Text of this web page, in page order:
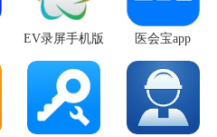
EV录屏手机版 医会宝app